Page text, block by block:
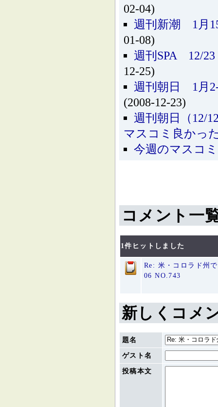
02-04)
週刊新潮 1月
01-08)
週刊SPA 12/
12-25)
週刊朝日 1月
(2008-12-23)
週刊朝日（12/
マスコミ良かっ
今週のマスコ
コメント一
1件ヒットしました
Re: 米・コロラド州
06 NO.743
新しくコメ
題名
ゲスト名
投稿本文